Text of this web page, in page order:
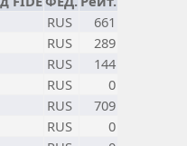
RUS
661
RUS
289
RUS
144
RUS
0
RUS
709
RUS
0